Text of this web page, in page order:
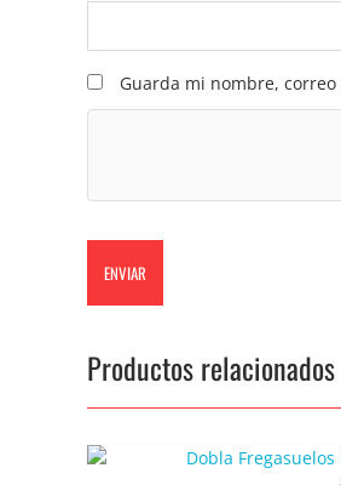
Guarda mi nombre,
Productos relacionados